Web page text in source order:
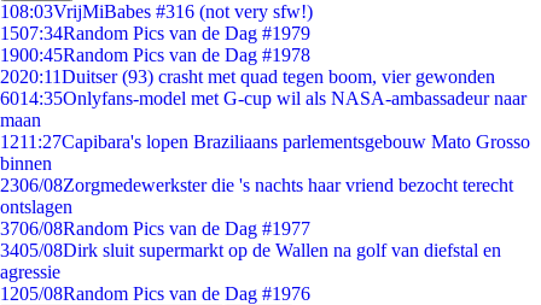
108:03VrijMiBabes #316 (not very sfw!)
1507:34Random Pics van de Dag #1979
1900:45Random Pics van de Dag #1978
2020:11Duitser (93) crasht met quad tegen boom, vier gewonden
6014:35Onlyfans-model met G-cup wil als NASA-ambassadeur naar
maan
1211:27Capibara's lopen Braziliaans parlementsgebouw Mato Grosso
binnen
2306/08Zorgmedewerkster die 's nachts haar vriend bezocht terecht
ontslagen
3706/08Random Pics van de Dag #1977
3405/08Dirk sluit supermarkt op de Wallen na golf van diefstal en
agressie
1205/08Random Pics van de Dag #1976